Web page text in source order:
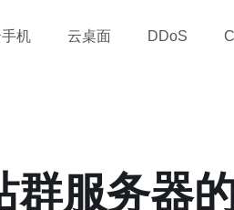
机 云桌面 DDoS
群服务器